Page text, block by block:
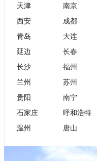
天津
南京
西安
成都
青岛
大连
延边
长春
长沙
福州
兰州
苏州
贵阳
南宁
石家庄
呼和浩特
温州
唐山